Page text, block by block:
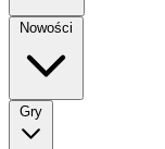
Nowości
Gry